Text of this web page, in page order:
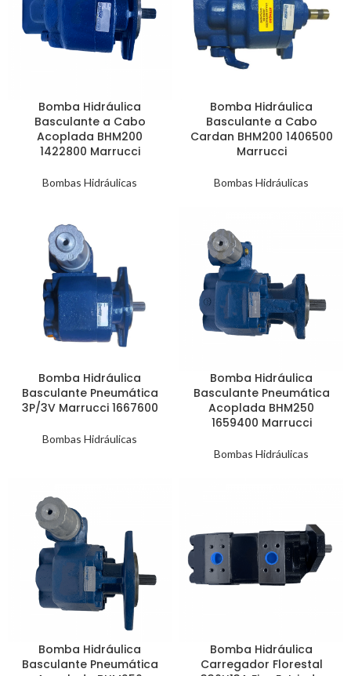
Bomba Hidráulica
Basculante a Cabo
Acoplada BHM200
1422800 Marrucci
Bombas Hidráulicas
Bomba Hidráulica
Basculante a Cabo
Cardan BHM200 1406500
Marrucci
Bombas Hidráulicas
Bomba Hidráulica
Basculante Pneumática
3P/3V Marrucci 1667600
Bombas Hidráulicas
Bomba Hidráulica
Basculante Pneumática
Acoplada BHM250
1659400 Marrucci
Bombas Hidráulicas
Bomba Hidráulica
Basculante Pneumática
Bomba Hidráulica
Carregador Florestal